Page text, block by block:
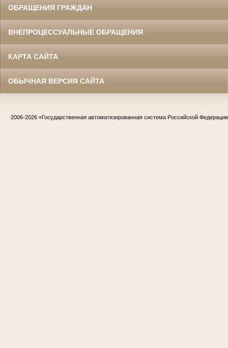
ОБРАЩЕНИЯ ГРАЖДАН
ВНЕПРОЦЕССУАЛЬНЫЕ ОБРАЩЕНИЯ
КАРТА САЙТА
ОБЫЧНАЯ ВЕРСИЯ САЙТА
2006-2026 «Государственная автоматизированная система Российской